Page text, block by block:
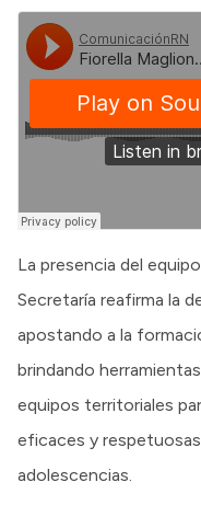
La presencia del
Secretaría reafirma la
apostando a la
brindando
equipos territoriales
eficaces y
adolescencias.